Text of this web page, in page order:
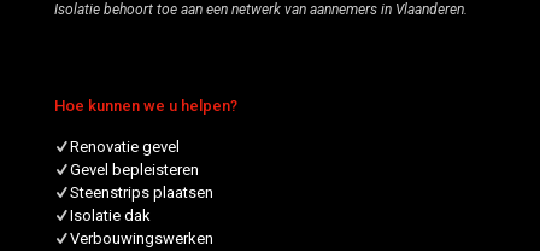
Isolatie behoort toe aan een netwerk van aannemers in Vlaanderen.
Hoe kunnen we u helpen?
Renovatie gevel
Gevel bepleisteren
Steenstrips plaatsen
Isolatie dak
Verbouwingswerken